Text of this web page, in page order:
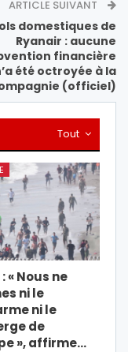
ARTICLE SUIVANT
domestiques de
Ryanair : aucune
financière
été octroyée à la
(officiel)
Tout
« Nous ne
ni le
ni le
de
», affirme…